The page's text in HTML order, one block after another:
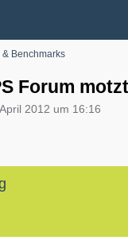
Benchmarks
Forum
2012 um 16:16